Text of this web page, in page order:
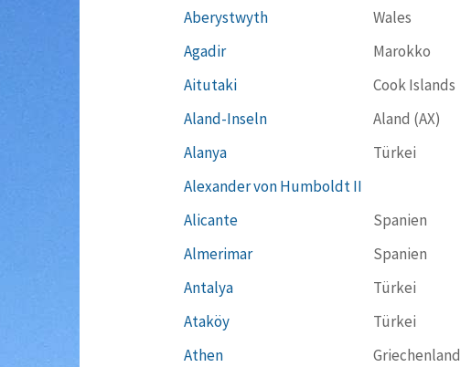
Aberystwyth
Wales
Agadir
Marokko
Aitutaki
Cook Islands
Aland-Inseln
Aland (AX)
Alanya
Türkei
Alexander von Humboldt II
Alicante
Spanien
Almerimar
Spanien
Antalya
Türkei
Ataköy
Türkei
Athen
Griechenland